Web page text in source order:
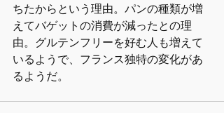
ちたからという理由。パンの種類が増
えてバゲットの消費が減ったとの理
由。グルテンフリーを好む人も増えて
いるようで、フランス独特の変化があ
るようだ。